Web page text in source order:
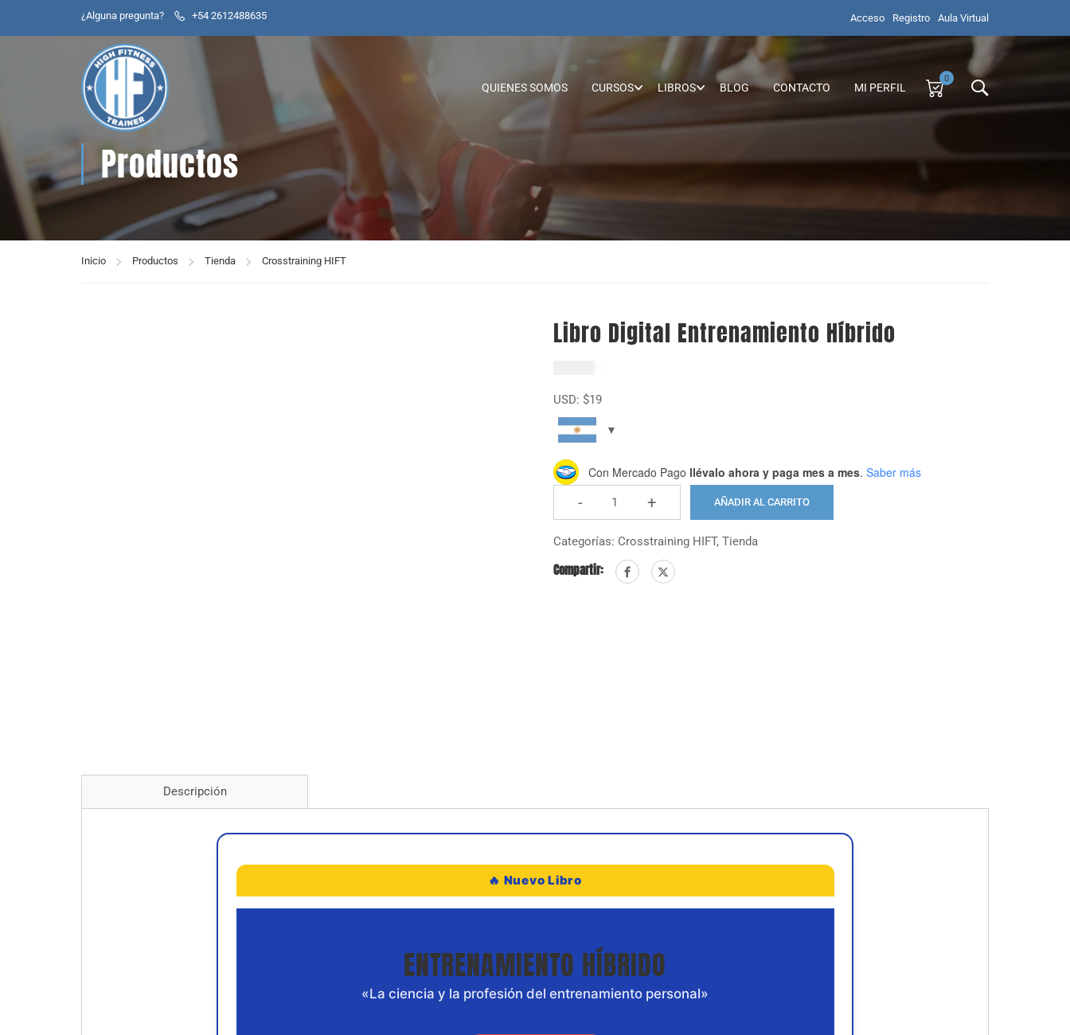
¿Alguna pregunta? +54 2612488635 Acceso Registro Aula Virtual
QUIENES SOMOS CURSOS LIBROS BLOG CONTACTO MI PERFIL
0
Productos
Inicio Productos Tienda Crosstraining HIFT
Libro Digital Entrenamiento Híbrido
USD: $19
Con Mercado Pago llévalo ahora y paga mes a mes. Saber más
-
Libro
Entrenamiento
Híbrido
+ AÑADIR AL CARRITO
Categorías: Crosstraining HIFT, Tienda
Compartir:
Descripción
🔥 Nuevo Libro
ENTRENAMIENTO HÍBRIDO
«La ciencia y la profesión del entrenamiento personal»